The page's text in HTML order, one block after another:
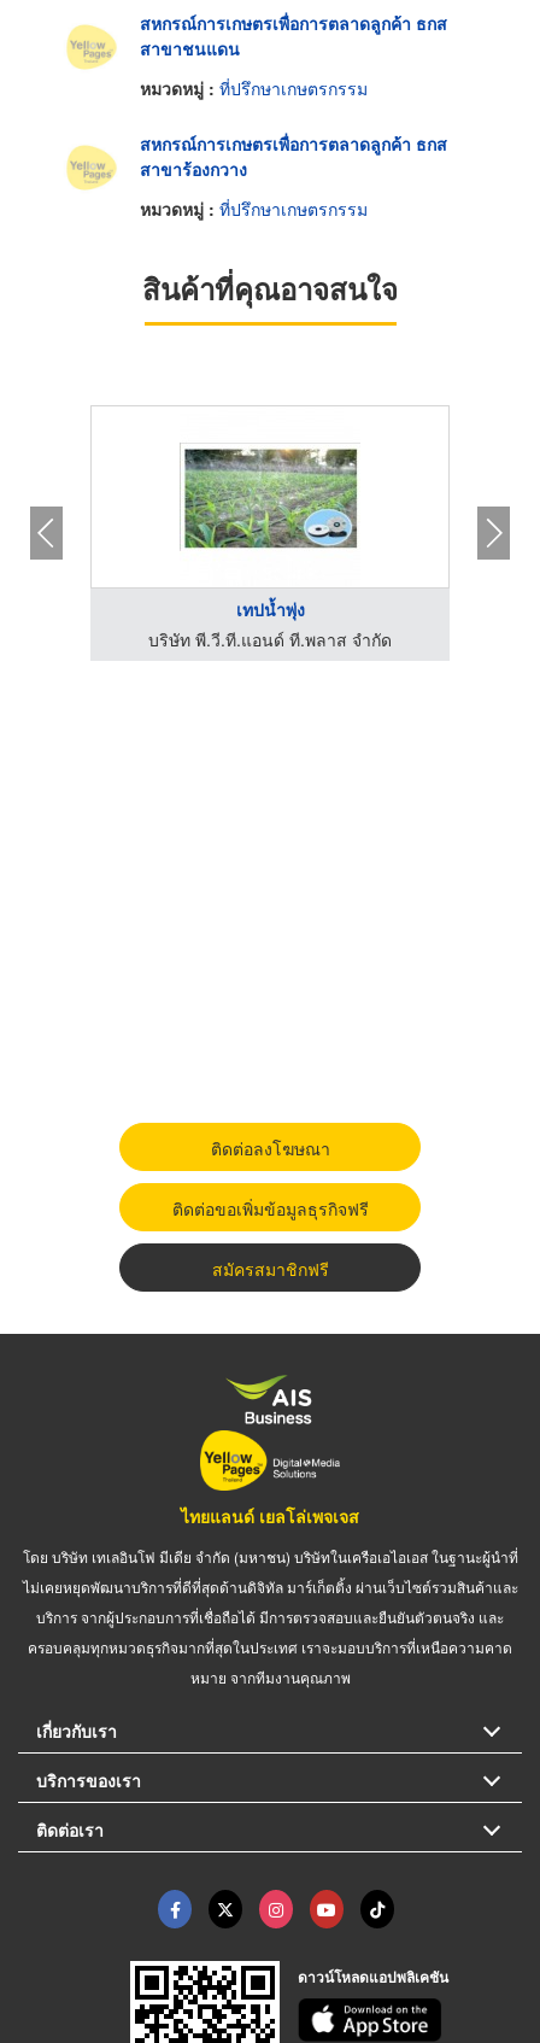
สหกรณ์การเกษตรเพื่อการตลาดลูกค้า ธกส
สาขาชนแดน
หมวดหมู่ : ที่ปรึกษาเกษตรกรรม
สหกรณ์การเกษตรเพื่อการตลาดลูกค้า ธกส
สาขาร้องกวาง
หมวดหมู่ : ที่ปรึกษาเกษตรกรรม
สินค้าที่คุณอาจสนใจ
เทปน้ำพุ่ง
บริษัท พี.วี.ที.แอนด์ ที.พลาส จำกัด
ติดต่อลงโฆษณา
ติดต่อขอเพิ่มข้อมูลธุรกิจฟรี
สมัครสมาชิกฟรี
ไทยแลนด์ เยลโล่เพจเจส
โดย บริษัท เทเลอินโฟ มีเดีย จำกัด (มหาชน) บริษัทในเครือเอไอเอส ในฐานะผู้นำที่
ไม่เคยหยุดพัฒนาบริการที่ดีที่สุดด้านดิจิทัล มาร์เก็ตติ้ง ผ่านเว็บไซต์รวมสินค้าและ
บริการ จากผู้ประกอบการที่เชื่อถือได้ มีการตรวจสอบและยืนยันตัวตนจริง และ
ครอบคลุมทุกหมวดธุรกิจมากที่สุดในประเทศ เราจะมอบบริการที่เหนือความคาด
หมาย จากทีมงานคุณภาพ
เกี่ยวกับเรา
บริการของเรา
ติดต่อเรา
ดาวน์โหลดแอปพลิเคชัน